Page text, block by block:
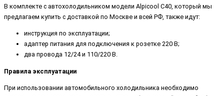
В комплекте с автохолодильником модели Alpicool C40, который мы
предлагаем купить с доставкой по Москве и всей РФ, также идут:
инструкция по эксплуатации;
адаптер питания для подключения к розетке 220 В;
два провода 12/24 и 110/220 В.
Правила эксплуатации
При использовании автомобильного холодильника необходимо